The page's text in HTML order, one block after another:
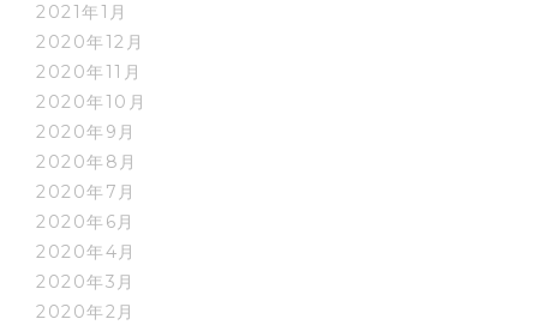
2021年1月
2020年12月
2020年11月
2020年10月
2020年9月
2020年8月
2020年7月
2020年6月
2020年4月
2020年3月
2020年2月